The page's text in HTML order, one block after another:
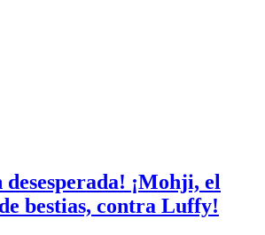
desesperada! ¡Mohji, el
bestias, contra Luffy!